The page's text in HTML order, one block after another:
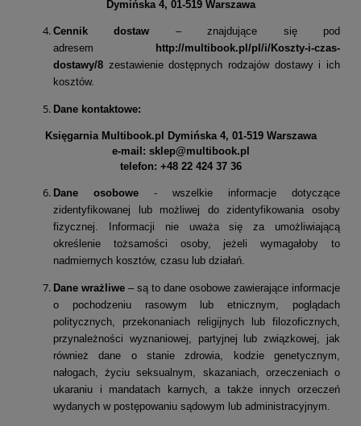
Dymińska 4, 01-519 Warszawa
Cennik dostaw – znajdujące się pod
adresem http://multibook.pl/pl/i/Koszty-i-czas-
dostawy/8 zestawienie dostępnych rodzajów dostawy i ich
kosztów.
Dane kontaktowe:
Księgarnia Multibook.pl Dymińska 4, 01-519 Warszawa
e-mail: sklep@multibook.pl
telefon: +48 22 424 37 36
Dane osobowe - wszelkie informacje dotyczące
zidentyfikowanej lub możliwej do zidentyfikowania osoby
fizycznej. Informacji nie uważa się za umożliwiającą
określenie tożsamości osoby, jeżeli wymagałoby to
nadmiernych kosztów, czasu lub działań.
Dane wrażliwe – są to dane osobowe zawierające informacje
o pochodzeniu rasowym lub etnicznym, poglądach
politycznych, przekonaniach religijnych lub filozoficznych,
przynależności wyznaniowej, partyjnej lub związkowej, jak
również dane o stanie zdrowia, kodzie genetycznym,
nałogach, życiu seksualnym, skazaniach, orzeczeniach o
ukaraniu i mandatach karnych, a także innych orzeczeń
wydanych w postępowaniu sądowym lub administracyjnym.